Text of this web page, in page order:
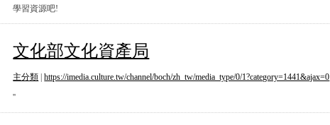
學習資源吧!
文化部文化資產局
文化部文化資產局
主分類 |https://imedia.culture.tw/channel/boch/zh_tw/media_type/0/1?category=1441&ajax=0
''